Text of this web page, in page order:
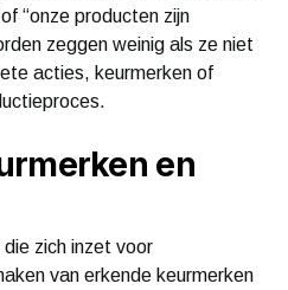
“onze producten zijn
zeggen weinig als ze niet
acties, keurmerken of
en
zich inzet voor
van erkende keurmerken